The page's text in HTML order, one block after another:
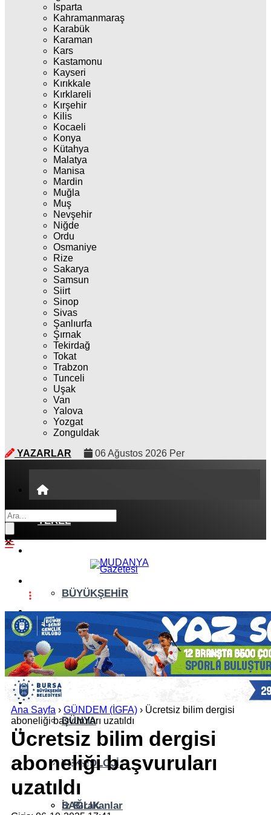
Isparta
Kahramanmaraş
Karabük
Karaman
Kars
Kastamonu
Kayseri
Kırıkkale
Kırklareli
Kırşehir
Kilis
Kocaeli
Konya
Kütahya
Malatya
Manisa
Mardin
Muğla
Muş
Nevşehir
Niğde
Ordu
Osmaniye
Rize
Sakarya
Samsun
Siirt
Sinop
Sivas
Şanlıurfa
Şırnak
Tekirdağ
Tokat
Trabzon
Tunceli
Uşak
Van
Yalova
Yozgat
Zonguldak
YAZARLAR
06 Ağustos 2026 Per
YEREL
BÜYÜKŞEHİR
ASAYİŞ
YAŞAM
DÜNYA
TEKNOLOJİ
SAĞLIK
ÖZEL HABER
EKONOMİ
AKTÜEL
EĞİTİM
SPOR
YAZI DİZİSİ
İz Bırakanlar
YAZARLAR
Ana Sayfa › GÜNDEM (İGFA) › Ücretsiz bilim dergisi
aboneliği başvuruları uzatıldı
Ücretsiz bilim dergisi
aboneliği başvuruları
uzatıldı